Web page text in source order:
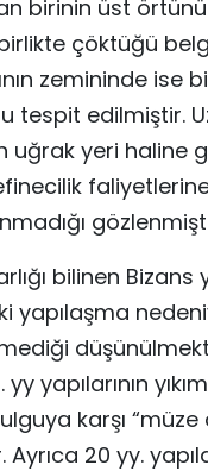
birinin üst
çöktüğü
zemininde ise
tespit edilmiştir.
uğrak yeri haline
bilinen Bizans
yapılaşma
yapılarının
karşı
Ayrıca 20 yy.